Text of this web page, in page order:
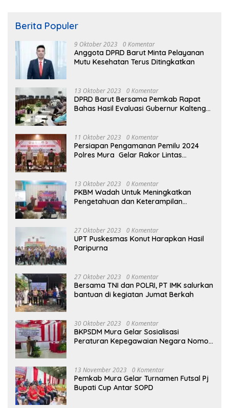
Berita Populer
9 Oktober 2023 0 Komentar
Anggota DPRD Barut Minta Pelayanan
Mutu Kesehatan Terus Ditingkatkan
13 Oktober 2023 0 Komentar
DPRD Barut Bersama Pemkab Rapat
Bahas Hasil Evaluasi Gubernur Kalteng
11 Oktober 2023 0 Komentar
Persiapan Pengamanan Pemilu 2024
Polres Mura Gelar Rakor Lintas
13 Oktober 2023 0 Komentar
PKBM Wadah Untuk Meningkatkan
Pengetahuan dan Keterampilan
27 Oktober 2023 0 Komentar
UPT Puskesmas Konut Harapkan Hasil
Paripurna
27 Oktober 2023 0 Komentar
Bersama TNI dan POLRI, PT IMK salurkan
bantuan di kegiatan Jumat Berkah
30 Oktober 2023 0 Komentar
BKPSDM Mura Gelar Sosialisasi
Peraturan Kepegawaian Negara Nomor
13 November 2023 0 Komentar
Pemkab Mura Gelar Turnamen Futsal Pj
Bupati Cup Antar SOPD